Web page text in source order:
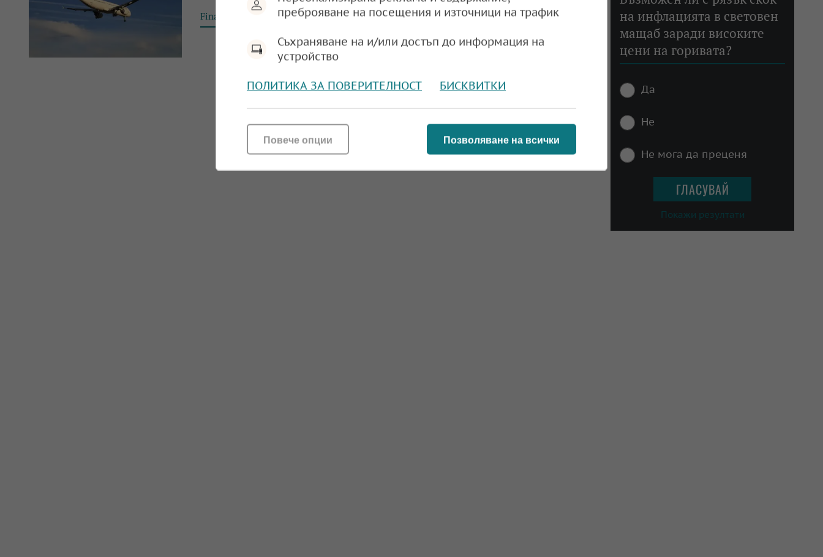
Financial Tribune 12:12, 12.08.2024
на инфлацията в световен
мащаб заради високите
цени на горивата?
Да
Не
Не мога да преценя
Покажи резултати
преброяване на посещения и източници на трафик
Съхраняване на и/или достъп до информация на
устройство
ПОЛИТИКА ЗА ПОВЕРИТЕЛНОСТ БИСКВИТКИ
Позволяване на всички
Повече опции